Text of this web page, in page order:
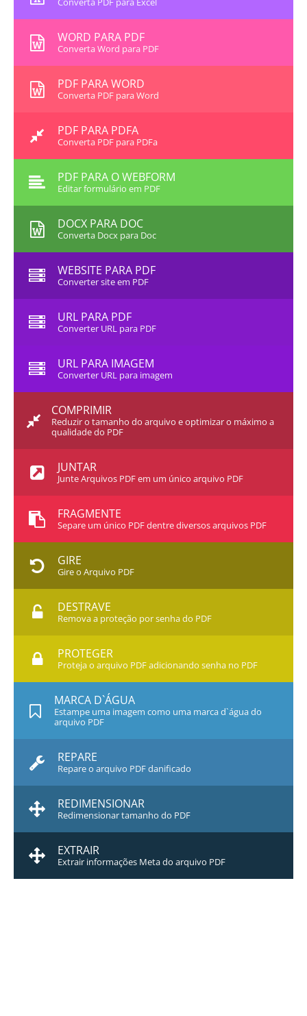
WORD PARA PDF
Converta Word para PDF
PDF PARA WORD
Converta PDF para Word
PDF PARA PDFA
Converta PDF para PDFa
PDF PARA O WEBFORM
Editar formulário em PDF
DOCX PARA DOC
Converta Docx para Doc
WEBSITE PARA PDF
Converter site em PDF
URL PARA PDF
Converter URL para PDF
URL PARA IMAGEM
Converter URL para imagem
COMPRIMIR
Reduzir o tamanho do arquivo e optimizar o máximo a
qualidade do PDF
JUNTAR
Junte Arquivos PDF em um único arquivo PDF
FRAGMENTE
Separe um único PDF dentre diversos arquivos PDF
GIRE
Gire o Arquivo PDF
DESTRAVE
Remova a proteção por senha do PDF
PROTEGER
Proteja o arquivo PDF adicionando senha no PDF
MARCA D`ÁGUA
Estampe uma imagem como uma marca d`água do
arquivo PDF
REPARE
Repare o arquivo PDF danificado
REDIMENSIONAR
Redimensionar tamanho do PDF
EXTRAIR
Extrair informações Meta do arquivo PDF